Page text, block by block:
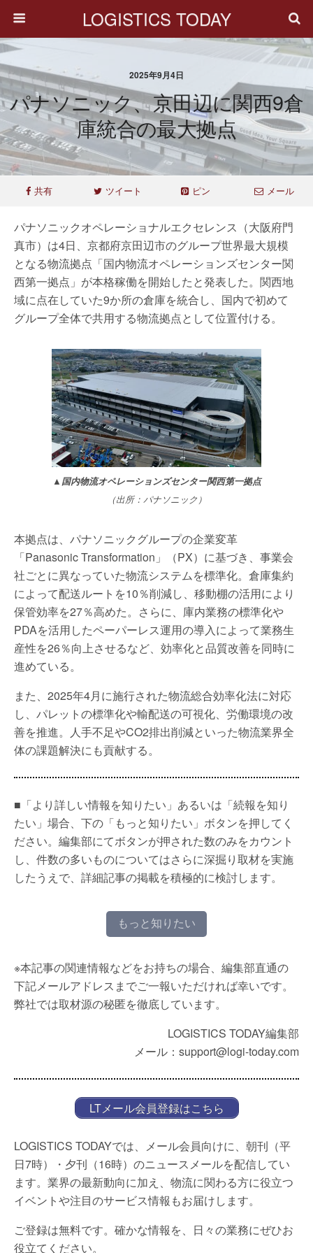
LOGISTICS TODAY
2025年9月4日
パナソニック、京田辺に関西9倉
庫統合の最大拠点
共有 ツイート ピン メール
パナソニックオペレーショナルエクセレンス（大阪府門
真市）は4日、京都府京田辺市のグループ世界最大規模
となる物流拠点「国内物流オペレーションズセンター関
西第一拠点」が本格稼働を開始したと発表した。関西地
域に点在していた9か所の倉庫を統合し、国内で初めて
グループ全体で共用する物流拠点として位置付ける。
▲国内物流オペレーションズセンター関西第一拠点
（出所：パナソニック）
本拠点は、パナソニックグループの企業変革
「Panasonic Transformation」（PX）に基づき、事業会
社ごとに異なっていた物流システムを標準化。倉庫集約
によって配送ルートを10％削減し、移動棚の活用により
保管効率を27％高めた。さらに、庫内業務の標準化や
PDAを活用したペーパーレス運用の導入によって業務生
産性を26％向上させるなど、効率化と品質改善を同時に
進めている。
また、2025年4月に施行された物流総合効率化法に対応
し、パレットの標準化や輸配送の可視化、労働環境の改
善を推進。人手不足やCO2排出削減といった物流業界全
体の課題解決にも貢献する。
■「より詳しい情報を知りたい」あるいは「続報を知り
たい」場合、下の「もっと知りたい」ボタンを押してく
ださい。編集部にてボタンが押された数のみをカウント
し、件数の多いものについてはさらに深掘り取材を実施
したうえで、詳細記事の掲載を積極的に検討します。
もっと知りたい
※本記事の関連情報などをお持ちの場合、編集部直通の
下記メールアドレスまでご一報いただければ幸いです。
弊社では取材源の秘匿を徹底しています。
LOGISTICS TODAY編集部
メール：support@logi-today.com
LTメール会員登録はこちら
LOGISTICS TODAYでは、メール会員向けに、朝刊（平
日7時）・夕刊（16時）のニュースメールを配信してい
ます。業界の最新動向に加え、物流に関わる方に役立つ
イベントや注目のサービス情報もお届けします。
ご登録は無料です。確かな情報を、日々の業務にぜひお
役立てください。